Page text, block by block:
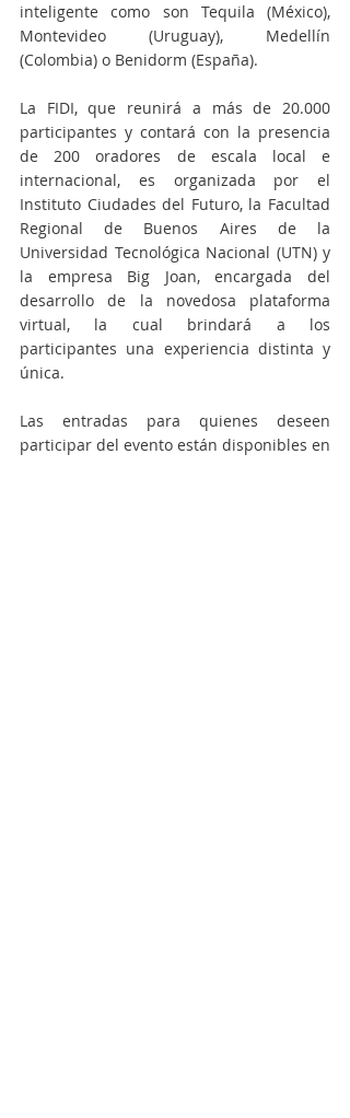
inteligente como son Tequila (México),
Montevideo (Uruguay), Medellín
(Colombia) o Benidorm (España).
La FIDI, que reunirá a más de 20.000
participantes y contará con la presencia
de 200 oradores de escala local e
internacional, es organizada por el
Instituto Ciudades del Futuro, la Facultad
Regional de Buenos Aires de la
Universidad Tecnológica Nacional (UTN) y
la empresa Big Joan, encargada del
desarrollo de la novedosa plataforma
virtual, la cual brindará a los
participantes una experiencia distinta y
única.
Las entradas para quienes deseen
participar del evento están disponibles en